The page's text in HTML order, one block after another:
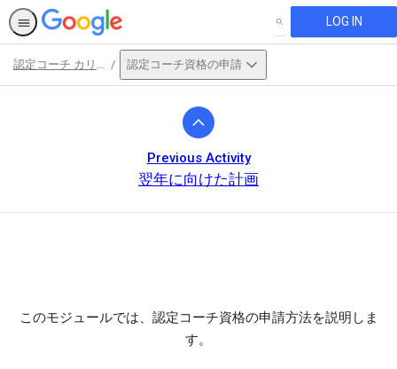
SEARCH LOG IN
認定コーチ カリキュラム 認定コーチ資格の申請
Previous Activity
翌年に向けた計画
This activity is also available in
English. View activity
このモジュールでは、認定コーチ資格の申請方法を説明しま
す。